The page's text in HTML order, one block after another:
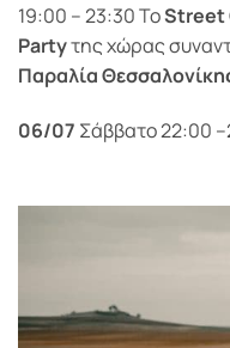
19:00 – 23:30ToStreet
Partyτης χώρας
Παραλία
06/07 Σάββατο22:00